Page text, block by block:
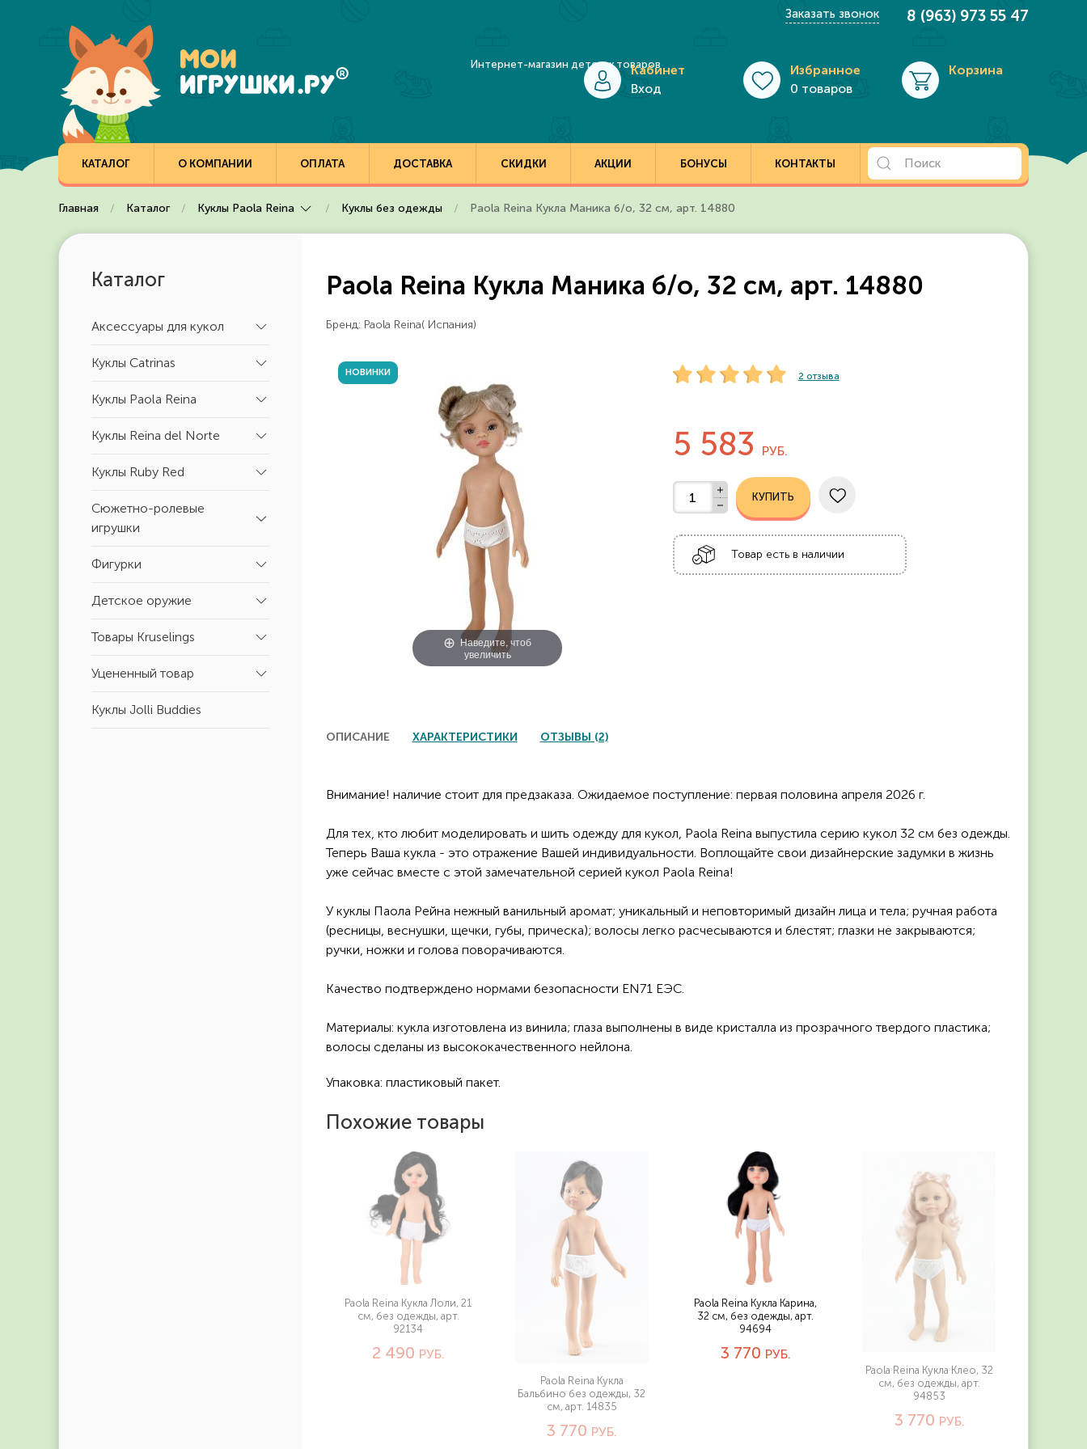
Перейти к содержимому
Заказать звонок 8 (963) 973 55 47
Кабинет
Вход
Избранное
0 товаров
Корзина
КАТАЛОГ О КОМПАНИИ ОПЛАТА ДОСТАВКА СКИДКИ АКЦИИ БОНУСЫ КОНТАКТЫ
Главная Каталог Куклы Paola Reina Куклы без одежды Paola Reina Кукла Маника б/о, 32 см, арт. 14880
Paola Reina Кукла Маника б/о, 32 см, арт. 14880
Бренд: Paola Reina( Испания)
Наведите, чтоб
увеличить
НОВИНКИ 2 отзыва
5 583 РУБ.
Товар есть в наличии
ОПИСАНИЕ ХАРАКТЕРИСТИКИ ОТЗЫВЫ (2)
Внимание! наличие стоит для предзаказа. Ожидаемое поступление: первая половина апреля 2026 г.
Для тех, кто любит моделировать и шить одежду для кукол, Paola Reina выпустила серию кукол 32 см без одежды.
Теперь Ваша кукла - это отражение Вашей индивидуальности. Воплощайте свои дизайнерские задумки в жизнь
уже сейчас вместе с этой замечательной серией кукол Paola Reina!
У куклы Паола Рейна нежный ванильный аромат; уникальный и неповторимый дизайн лица и тела; ручная работа
(ресницы, веснушки, щечки, губы, прическа); волосы легко расчесываются и блестят; глазки не закрываются;
ручки, ножки и голова поворачиваются.
Качество подтверждено нормами безопасности EN71 ЕЭС.
Материалы: кукла изготовлена из винила; глаза выполнены в виде кристалла из прозрачного твердого пластика;
волосы сделаны из высококачественного нейлона.
Упаковка: пластиковый пакет.
Похожие товары
Paola Reina Кукла Лоли, 21
см, без одежды, арт.
92134
2 490 РУБ.
Paola Reina Кукла
Бальбино без одежды, 32
см, арт. 14835
3 770 РУБ.
Paola Reina Кукла Карина,
32 см, без одежды, арт.
94694
3 770 РУБ.
Paola Reina Кукла Клео, 32
см, без одежды, арт.
94853
3 770 РУБ.
Каталог
Аксессуары для кукол
Куклы Catrinas
Куклы Paola Reina
Куклы Reina del Norte
Куклы Ruby Red
Сюжетно-ролевые
игрушки
Фигурки
Детское оружие
Товары Kruselings
Уцененный товар
Куклы Jolli Buddies